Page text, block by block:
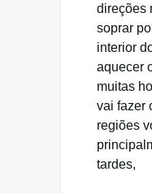
direções
soprar
interior
aquecer
muitas
vai fazer
regiões
tardes,